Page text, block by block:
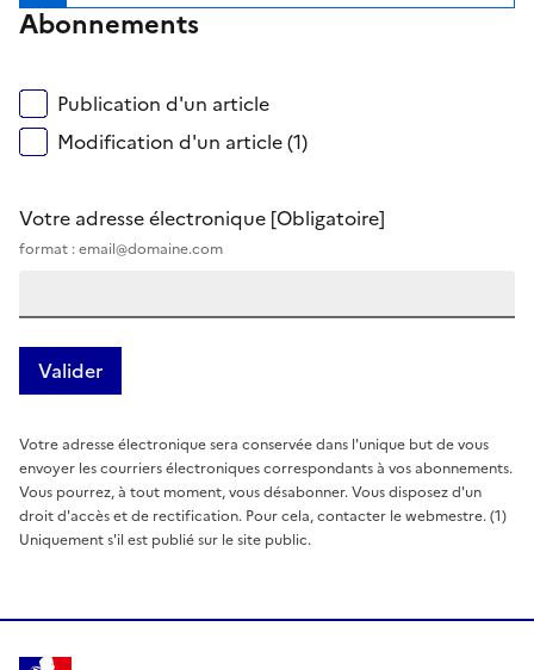
Abonnements
Publication d'un article
Modification d'un article (1)
Votre adresse électronique [Obligatoire]
format : email@domaine.com
Votre adresse électronique sera conservée dans l'unique but de vous
envoyer les courriers électroniques correspondants à vos abonnements.
Vous pourrez, à tout moment, vous désabonner. Vous disposez d'un
droit d'accès et de rectification. Pour cela, contacter le webmestre. (1)
Uniquement s'il est publié sur le site public.